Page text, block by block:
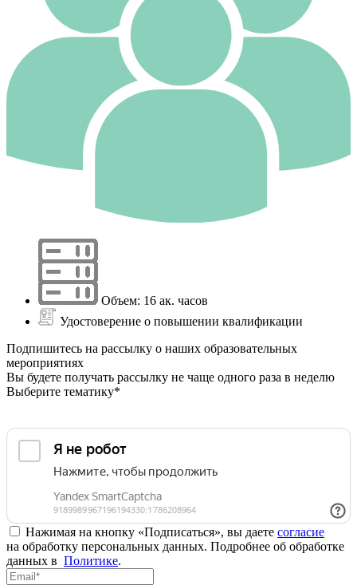
Объем: 16 ак. часов
Удостоверение о повышении квалификации
Подпишитесь на рассылку о наших образовательных
мероприятиях
Вы будете получать рассылку не чаще одного раза в неделю
Выберите тематику*
Нажимая на кнопку «Подписаться», вы даете согласие
на обработку персональных данных. Подробнее об обработке
данных в Политике.